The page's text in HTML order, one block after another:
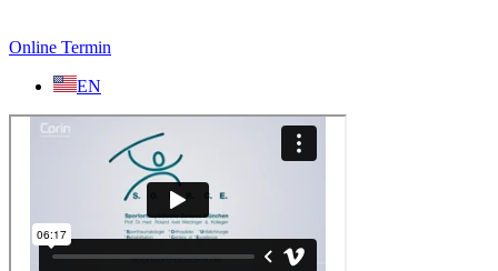
Online Termin
EN